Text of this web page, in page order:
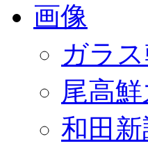
画像
ガラ
尾高
和田